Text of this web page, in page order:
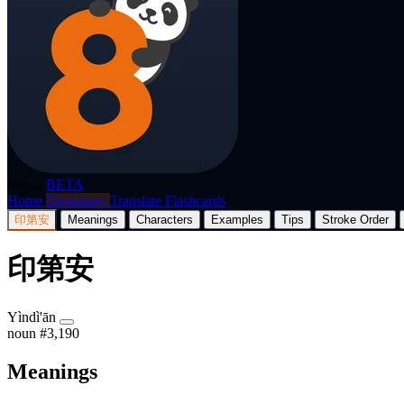
BETA
Home Dictionary Translate Flashcards
印第安 Meanings Characters Examples Tips Stroke Order
印第安
Yìndì'ān
noun #3,190
Meanings